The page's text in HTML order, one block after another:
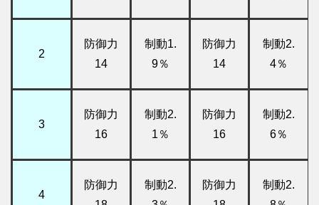
2
防御力
14
制動1.
9％
防御力
14
制動2.
4％
3
防御力
16
制動2.
1％
防御力
16
制動2.
6％
4
防御力
制動2.
防御力
制動2.